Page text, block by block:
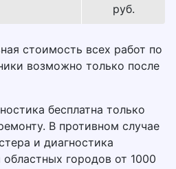
руб.
стоимость всех работ по
возможно только после
бесплатна только
В противном случае
и диагностика
городов от 1000